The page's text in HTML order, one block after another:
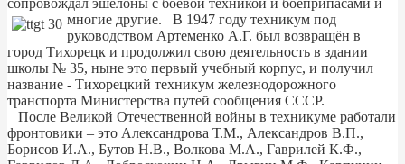
многие другие. В 1947 году техникум под
руководством Артеменко А.Г. был возвращён в
город Тихорецк и продолжил свою деятельность в здании
школы № 35, ныне это первый учебный корпус, и получил
название - Тихорецкий техникум железнодорожного
транспорта Министерства путей сообщения СССР.
После Великой Отечественной войны в техникуме работали
фронтовики – это Александрова Т.М., Александров В.П.,
Борисов И.А., Бутов Н.В., Волкова М.А., Гаврилей К.Ф.,